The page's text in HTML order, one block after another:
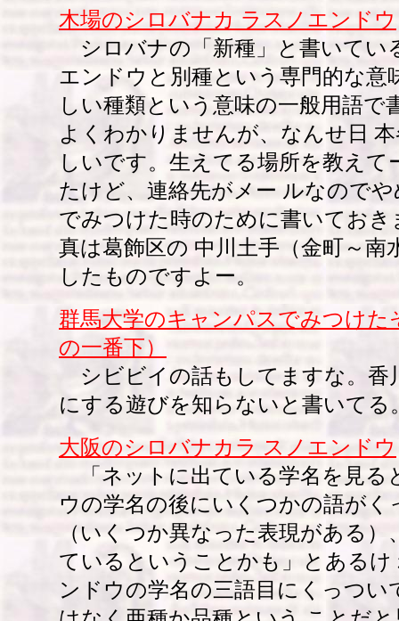
木場のシロバナカ ラスノエンドウ
シロバナの「新種」と書いてい
エンドウと別種という専門的な意
しい種類という意味の一般用語で
よくわかりませんが、なんせ日
しいです。生えてる場所を教えて
たけど、連絡先がメー ルなので
でみつけた時のために書いておき
真は葛飾区の 中川土手（金町～南
したものですよー。
群馬大学のキャンパスでみつけた
の一番下）
シビビイの話もしてますな。香
にする遊びを知らないと書いてる
大阪のシロバナカラ スノエンドウ
「ネットに出ている学名を見る
ウの学名の後にいくつかの語がく
（いくつか異なった表現がある
ているということかも」とある
ンドウの学名の三語目にくっつい